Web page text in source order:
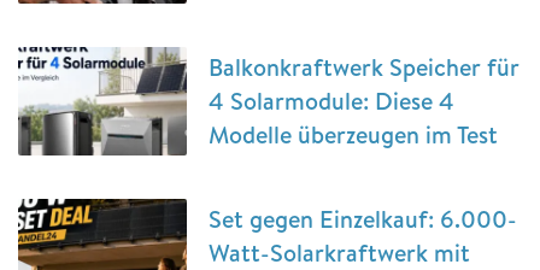
Balkonkraftwerk Speicher für
4 Solarmodule: Diese 4
Modelle überzeugen im Test
Set gegen Einzelkauf: 6.000-
Watt-Solarkraftwerk mit